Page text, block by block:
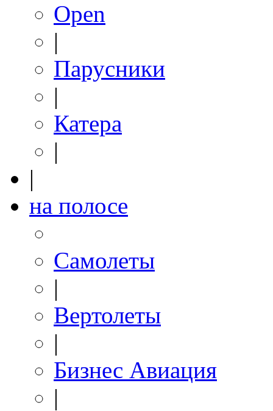
Open
|
Парусники
|
Катера
|
|
на полосе
Самолеты
|
Вертолеты
|
Бизнес Авиация
|